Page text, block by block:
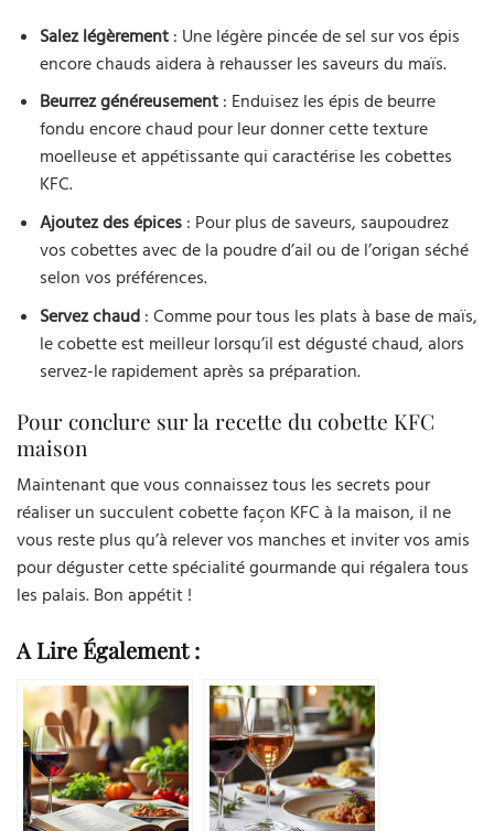
Salez légèrement: Une légère pincée de sel sur vos épis
encore chauds aidera à rehausser les saveurs du maïs.
Beurrez généreusement: Enduisez les épis de beurre
fondu encore chaud pour leur donner cette texture
moelleuse et appétissante qui caractérise les cobettes
KFC.
Ajoutez des épices: Pour plus de saveurs, saupoudrez
vos cobettes avec de la poudre d’ail ou de l’origan séché
selon vos préférences.
Servez chaud: Comme pour tous les plats à base de maïs,
le cobette est meilleur lorsqu’il est dégusté chaud, alors
servez-le rapidement après sa préparation.
Pour conclure sur la recette du cobette KFC
maison
Maintenant que vous connaissez tous les secrets pour
réaliser un succulent cobette façon KFC à la maison, il ne
vous reste plus qu’à relever vos manches et inviter vos amis
pour déguster cette spécialité gourmande qui régalera tous
les palais. Bon appétit !
A Lire Également :